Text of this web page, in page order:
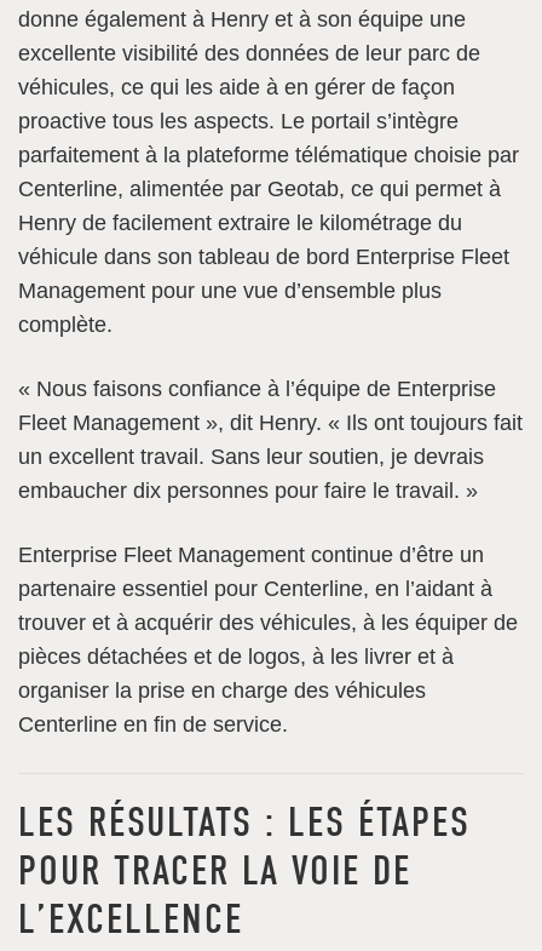
donne également à Henry et à son équipe une
excellente visibilité des données de leur parc de
véhicules, ce qui les aide à en gérer de façon
proactive tous les aspects. Le portail s’intègre
parfaitement à la plateforme télématique choisie par
Centerline, alimentée par Geotab, ce qui permet à
Henry de facilement extraire le kilométrage du
véhicule dans son tableau de bord Enterprise Fleet
Management pour une vue d’ensemble plus
complète.
« Nous faisons confiance à l’équipe de Enterprise
Fleet Management », dit Henry. « Ils ont toujours fait
un excellent travail. Sans leur soutien, je devrais
embaucher dix personnes pour faire le travail. »
Enterprise Fleet Management continue d’être un
partenaire essentiel pour Centerline, en l’aidant à
trouver et à acquérir des véhicules, à les équiper de
pièces détachées et de logos, à les livrer et à
organiser la prise en charge des véhicules
Centerline en fin de service.
LES RÉSULTATS : LES ÉTAPES
POUR TRACER LA VOIE DE
L’EXCELLENCE